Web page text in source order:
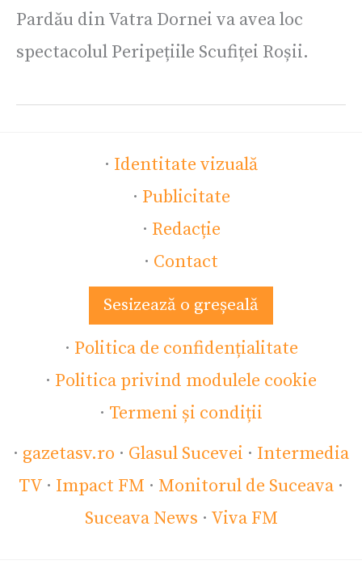
Pardău din Vatra Dornei va avea loc
spectacolul Peripețiile Scufiței Roșii.
· Identitate vizuală
· Publicitate
· Redacție
· Contact
Sesizează o greșeală
· Politica de confidențialitate
· Politica privind modulele cookie
· Termeni și condiții
· gazetasv.ro · Glasul Sucevei · Intermedia
TV · Impact FM · Monitorul de Suceava ·
Suceava News · Viva FM